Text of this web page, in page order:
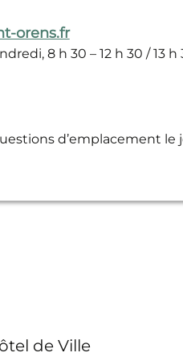
orens.fr
8 h 30 – 12 h 30 / 13 h
d’emplacement le
de Ville